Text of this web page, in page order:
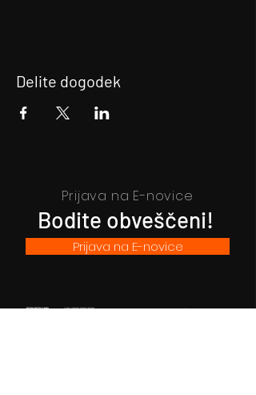
Delite dogodek
Prijava na E-novice
Bodite obveščeni!
Prijava na E-novice